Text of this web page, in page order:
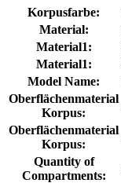
Korpusfarbe:
Material:
Material1:
Material1:
Model Name:
Oberflächenmaterial
Korpus:
Oberflächenmaterial
Korpus:
Quantity of
Compartments: